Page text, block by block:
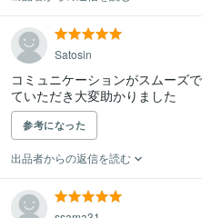
Satosin
コミュニケーションがスムーズ
ていただき大変助かりました
参考になった
出品者からの返信を読む